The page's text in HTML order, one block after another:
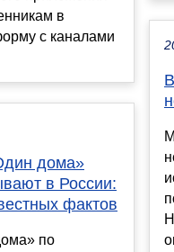
в
с каналами
дома»
в России:
фактов
по